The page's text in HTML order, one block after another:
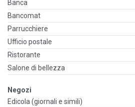
Banca
Bancomat
Parrucchiere
Ufficio postale
Ristorante
Salone di bellezza
Negozi
Edicola (giornali e simili)